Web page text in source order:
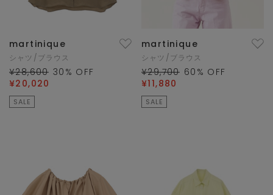
martinique
シャツ/ブラウス
¥28,600 30 % OFF
¥20,020
SALE
martinique
シャツ/ブラウス
¥29,700 60 % OFF
¥11,880
SALE